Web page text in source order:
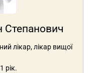
Степанович
лікар, лікар вищої
рік.